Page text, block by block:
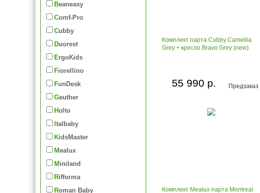
Beaneasy
Comf-Pro
Cubby
Duorest
ErgoKids
Fiorellino
FunDesk
Geuther
Holto
Italbaby
KidsMaster
Mealux
Miniland
Rifforma
Roman Baby
Комплект парта Cubby Camellia
Grey + кресло Bravo Grey (new)
Предзаказ
55 990 р.
Комплект Mealux парта Montreal